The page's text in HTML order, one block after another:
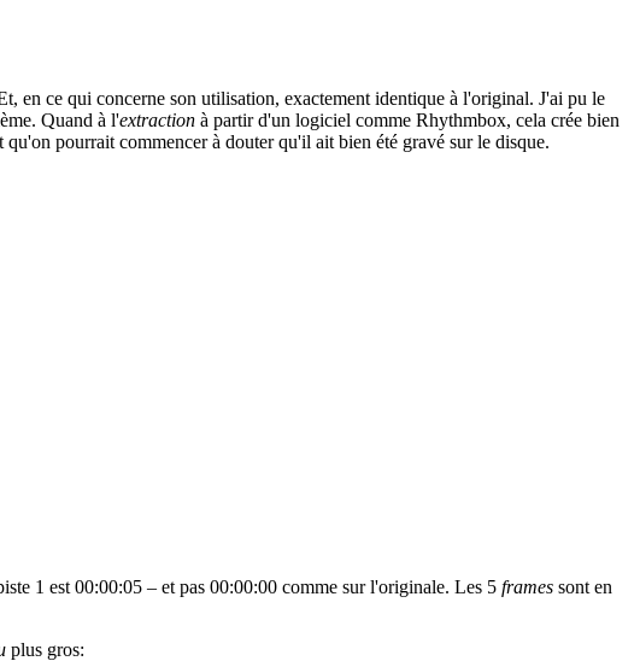
en ce qui concerne son utilisation, exactement identique à l'original. J'ai pu le
Quand à l'extraction à partir d'un logiciel comme Rhythmbox, cela crée bien
pourrait commencer à douter qu'il ait bien été gravé sur le disque.
1 est 00:00:05 – et pas 00:00:00 comme sur l'originale. Les 5 frames sont en
plus gros: